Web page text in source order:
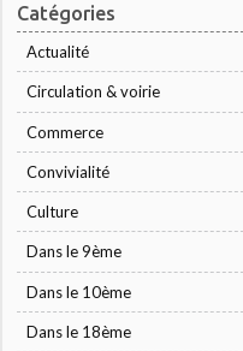
Catégories
Actualité
Circulation & voirie
Commerce
Convivialité
Culture
Dans le 9ème
Dans le 10ème
Dans le 18ème